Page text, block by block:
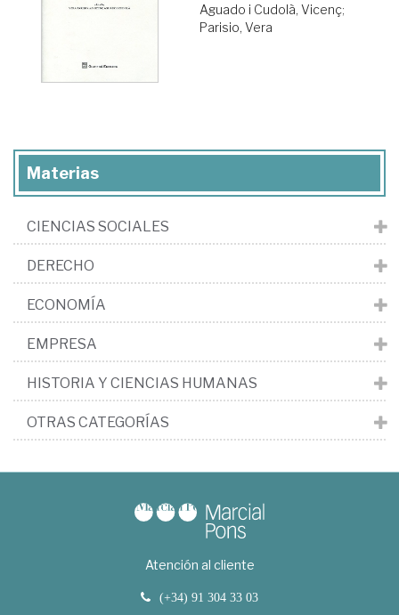
Aguado i Cudolà, Vicenç;
Parisio, Vera
Materias
CIENCIAS SOCIALES
DERECHO
ECONOMÍA
EMPRESA
HISTORIA Y CIENCIAS HUMANAS
OTRAS CATEGORÍAS
Atención al cliente
(+34) 91 304 33 03